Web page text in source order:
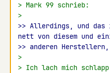
> Mark 99 schrieb:
>
>> Allerdings, und
nett von diesem und
>> anderen Herstellern,
>
> Ich lach mich